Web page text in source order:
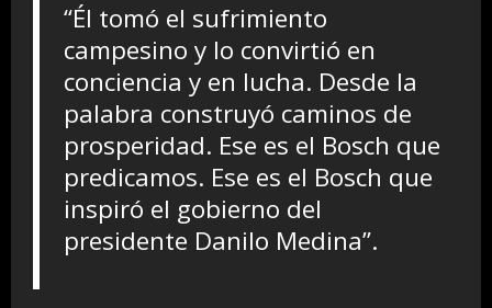
“Él tomó el sufrimiento
campesino y lo convirtió en
conciencia y en lucha. Desde la
palabra construyó caminos de
prosperidad. Ese es el Bosch que
predicamos. Ese es el Bosch que
inspiró el gobierno del
presidente Danilo Medina”.